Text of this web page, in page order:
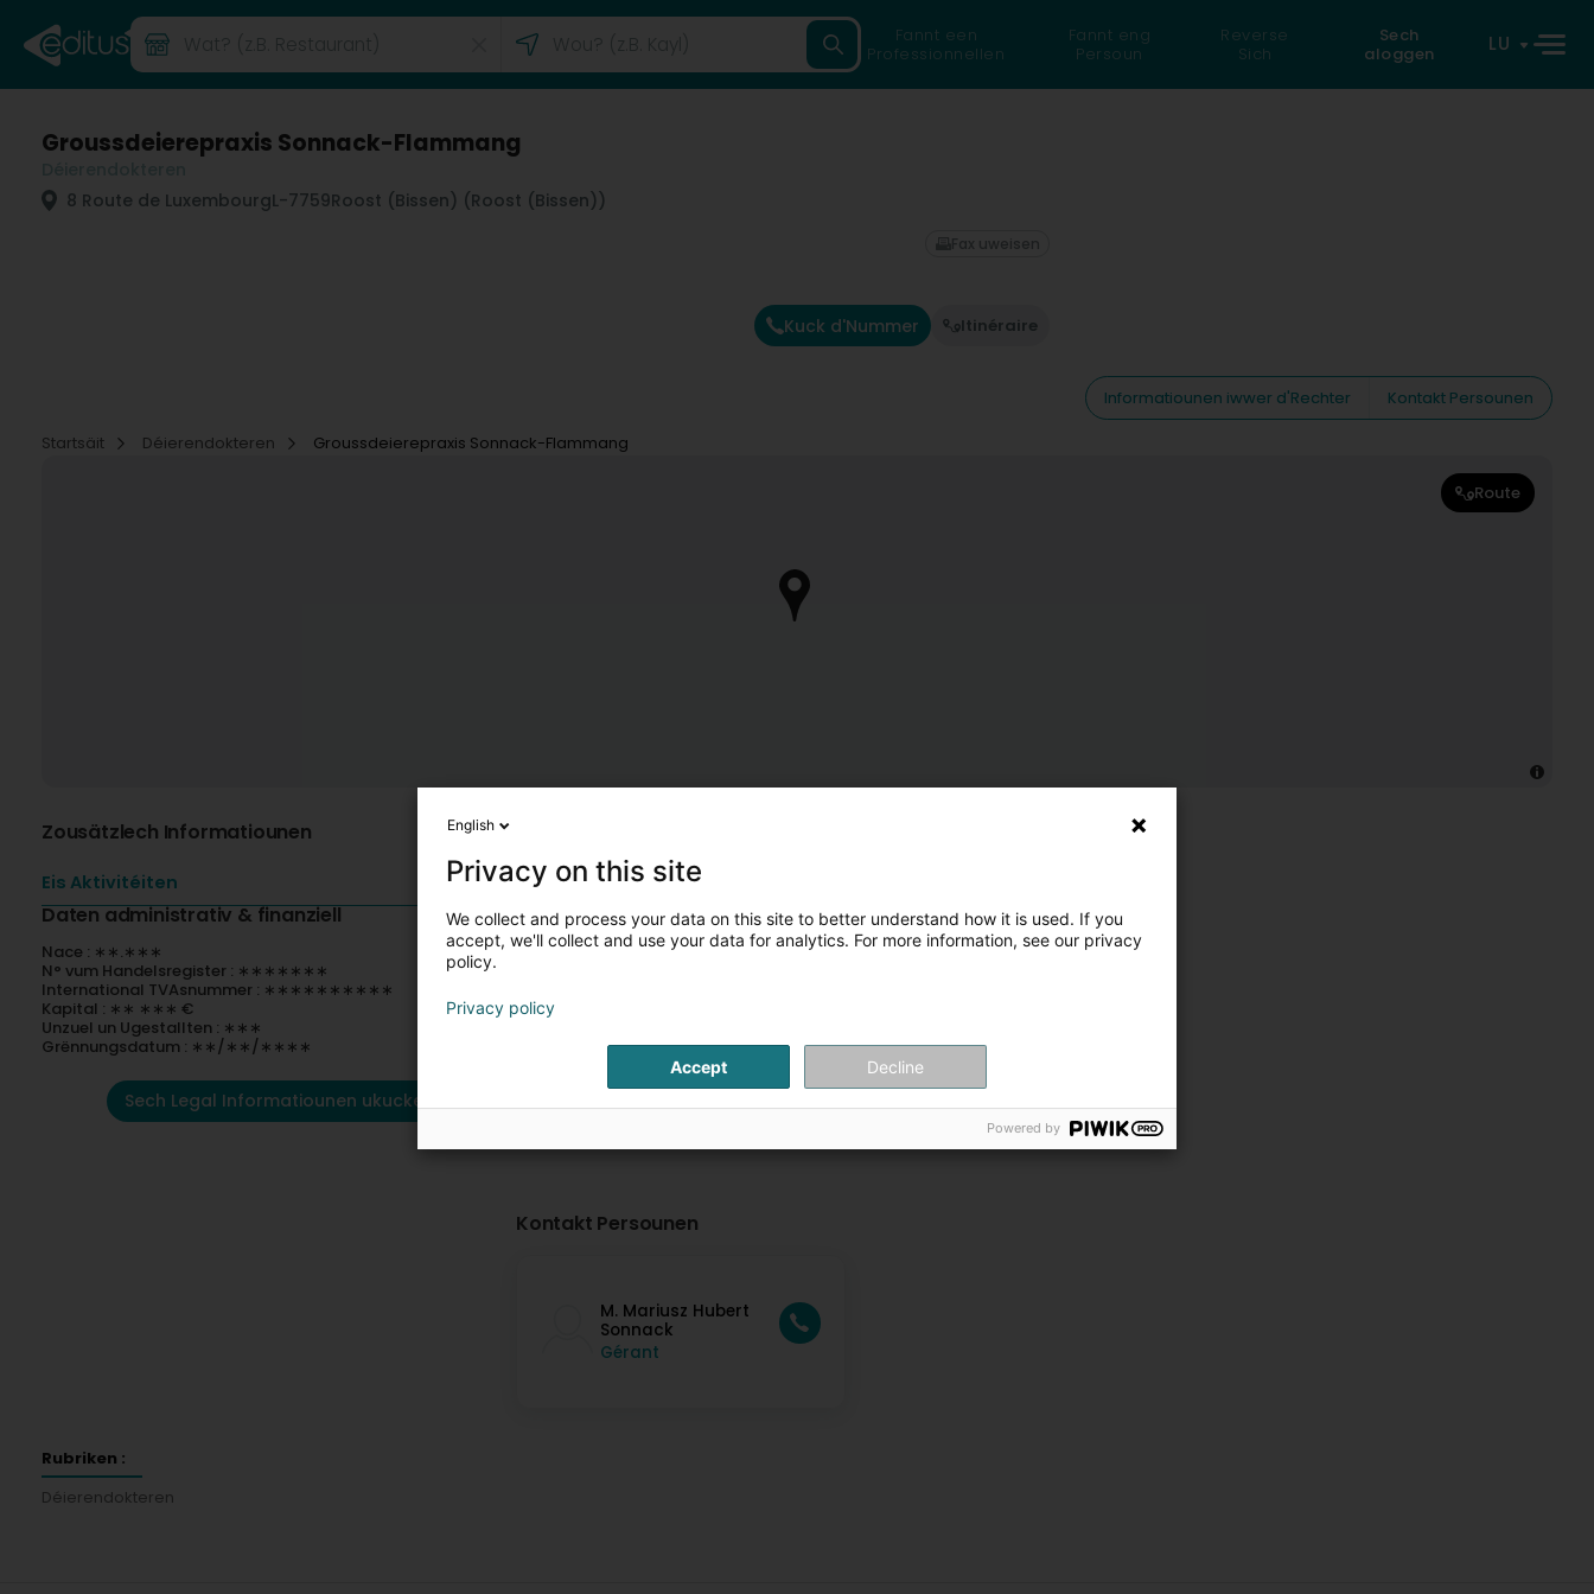
Fannt een
Professionnellen
Fannt eng
Persoun
Reverse
Sich
Sech
aloggen
LU
Groussdeierepraxis Sonnack-Flammang
8 Route de LuxembourgL-7759Roost (Bissen) (Roost (Bissen))
Kuck d'Nummer Itinéraire
Fax uweisen
Informatiounen iwwer d'Rechter
Kontakt Persounen
Startsäit
Déierendokteren Groussdeierepraxis Sonnack-Flammang
Route
Zousätzlech Informatiounen
Eis Aktivitéiten
Daten administrativ & finanziell
Nace : ∗∗.∗∗∗
N° vum Handelsregister : ∗∗∗∗∗∗∗
International TVAsnummer : ∗∗∗∗∗∗∗∗∗∗
Kapital : ∗∗ ∗∗∗ €
Unzuel un Ugestallten : ∗∗∗
Grënnungsdatum : ∗∗/∗∗/∗∗∗∗
Sech Legal Informatiounen ukucken
Kontakt Persounen
M. Mariusz Hubert
Sonnack
Gérant
Rubriken :
Déierendokteren
English
Privacy on this site
We collect and process your data on this site to better understand how it is used. If you
accept, we'll collect and use your data for analytics. For more information, see our privacy
policy.
Privacy policy
Accept Decline
Powered by